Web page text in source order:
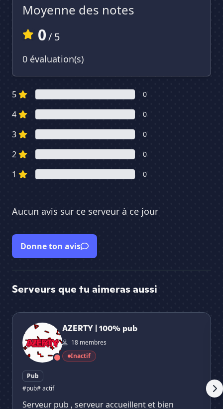
Moyenne des notes
0/ 5
0 évaluation(s)
5 0
4 0
3 0
2 0
1 0
Aucun avis sur ce serveur à ce jour
Donne ton avis
Serveurs que tu aimeras aussi
AZERTY | 100% pub
AZERTY | 100% pub
18 membres
Inactif
Pub
#pub# actif
Serveur pub , serveur accueillent et bien